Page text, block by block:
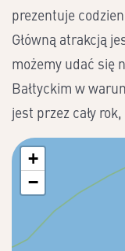
prezentuje
Główną atrakcją
możemy udać się
Bałtyckim w
jest przez cały
+
−